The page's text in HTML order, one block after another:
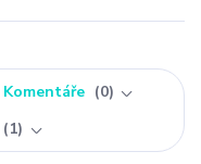
Komentáře
0
1